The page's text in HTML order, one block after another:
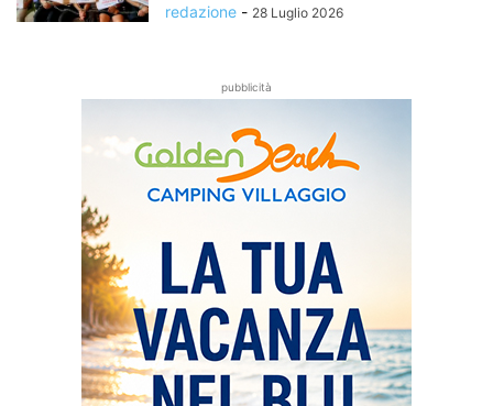
redazione - 28 Luglio 2026
pubblicità